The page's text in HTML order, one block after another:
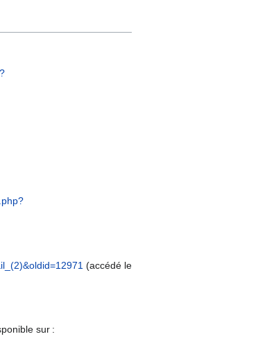
(accédé le
sur :